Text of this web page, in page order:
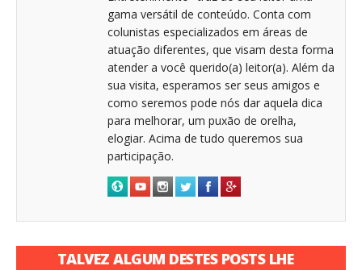
gama versátil de conteúdo. Conta com
colunistas especializados em áreas de
atuação diferentes, que visam desta forma
atender a você querido(a) leitor(a). Além da
sua visita, esperamos ser seus amigos e
como seremos pode nós dar aquela dica
para melhorar, um puxão de orelha,
elogiar. Acima de tudo queremos sua
participação.
TALVEZ ALGUM DESTES POSTS LHE